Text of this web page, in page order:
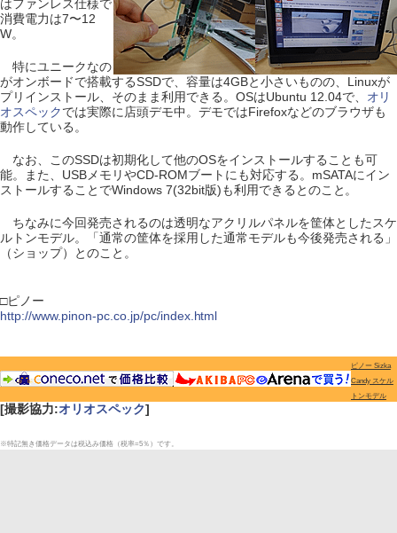
はファンレス仕様で
消費電力は7〜12
W。
特にユニークなの
がオンボードで搭載するSSDで、容量は4GBと小さいものの、Linuxが
プリインストール、そのまま利用できる。OSはUbuntu 12.04で、 オリ
オスペックでは実際に店頭デモ中。デモではFirefoxなどのブラウザも
動作している。
なお、このSSDは初期化して他のOSをインストールすることも可
能。また、USBメモリやCD-ROMブートにも対応する。mSATAにイン
ストールすることでWindows 7(32bit版)も利用できるとのこと。
ちなみに今回発売されるのは透明なアクリルパネルを筐体としたスケ
ルトンモデル。「通常の筐体を採用した通常モデルも今後発売される」
（ショップ）とのこと。
□ピノー
http://www.pinon-pc.co.jp/pc/index.html
ピノー Sizka
Candy スケル
トンモデル
[撮影協力:オリオスペック]
※特記無き価格データは税込み価格（税率=5％）です。